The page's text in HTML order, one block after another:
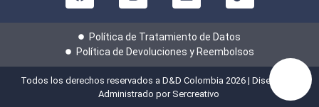
Política de Tratamiento de Datos
Política de Devoluciones y Reembolsos
Todos los derechos reservados a D&D Colombia 2026 | Diseñado y
Administrado por Sercreativo